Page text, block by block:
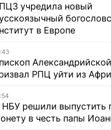
учредила новый
в Европе
РПЦ уйти из
НБУ решили выпустить
в честь папы